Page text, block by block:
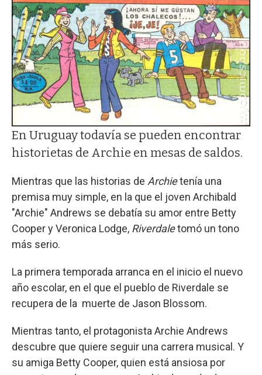
En Uruguay todavía se pueden encontrar
historietas de Archie en mesas de saldos.
Mientras que las historias de Archietenía una
premisa muy simple, en la que el joven Archibald
"Archie" Andrews se debatía su amor entre Betty
Cooper y Veronica Lodge, Riverdaletomó un tono
más serio.
La primera temporada arranca en el inicio el nuevo
año escolar, en el que el pueblo de Riverdale se
recupera de la muerte de Jason Blossom.
Mientras tanto, el protagonista Archie Andrews
descubre que quiere seguir una carrera musical. Y
su amiga Betty Cooper, quien está ansiosa por